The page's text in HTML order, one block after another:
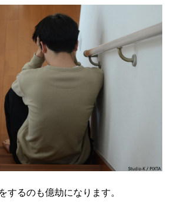
するのも億劫になります。